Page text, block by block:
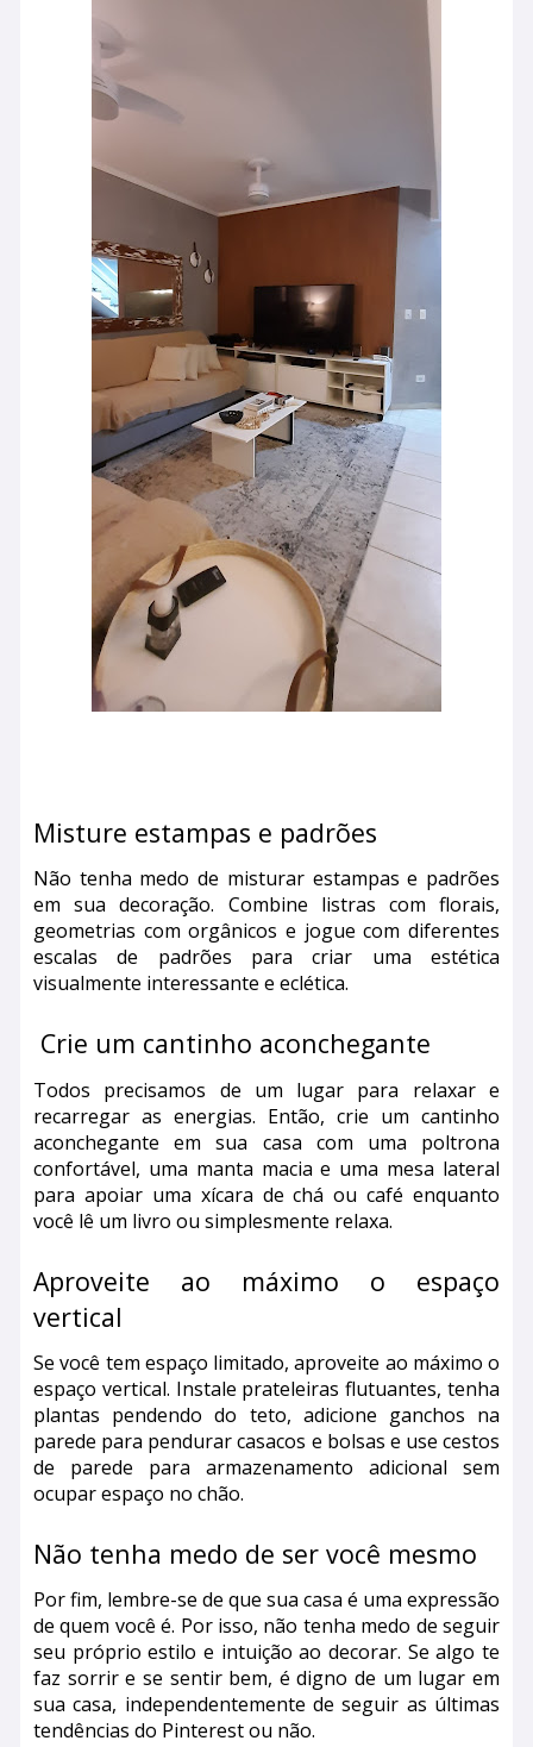
Misture estampas e padrões
Não tenha medo de misturar estampas e padrões
em sua decoração. Combine listras com florais,
geometrias com orgânicos e jogue com diferentes
escalas de padrões para criar uma estética
visualmente interessante e eclética.
Crie um cantinho aconchegante
Todos precisamos de um lugar para relaxar e
recarregar as energias. Então, crie um cantinho
aconchegante em sua casa com uma poltrona
confortável, uma manta macia e uma mesa lateral
para apoiar uma xícara de chá ou café enquanto
você lê um livro ou simplesmente relaxa.
Aproveite ao máximo o espaço
vertical
Se você tem espaço limitado, aproveite ao máximo o
espaço vertical. Instale prateleiras flutuantes, tenha
plantas pendendo do teto, adicione ganchos na
parede para pendurar casacos e bolsas e use cestos
de parede para armazenamento adicional sem
ocupar espaço no chão.
Não tenha medo de ser você mesmo
Por fim, lembre-se de que sua casa é uma expressão
de quem você é. Por isso, não tenha medo de seguir
seu próprio estilo e intuição ao decorar. Se algo te
faz sorrir e se sentir bem, é digno de um lugar em
sua casa, independentemente de seguir as últimas
tendências do Pinterest ou não.